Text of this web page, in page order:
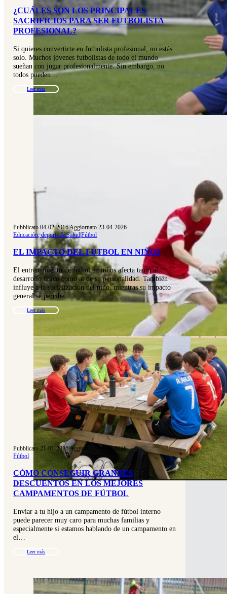
¿CUÁLES SON LOS PRINCIPALES
SACRIFICIOS PARA SER FUTBOLISTA
PROFESIONAL?
Si quieres convertirte en futbolista profesional, no estás
solo. Muchos jóvenes futbolistas de todo el mundo
sueñan con jugar profesionalmente. Sin embargo, no
todos pueden…
Leer más
Pubblicato 04-02-2016|Aggiornato 23-04-2026
Educación, deporte & Salud|Fútbol
EL IMPACTO DEL FÚTBOL EN NIÑOS
El entrenamiento de fútbol en niños afecta tanto al
desarrollo físico como al de su personalidad. También
influye a la socialización del niño, mientras su impacto
general se percibe…
Leer más
Pubblicato 21-01-2016|Aggiornato 23-04-2026
Fútbol
CÓMO CONSEGUIR GRANDES
DESCUENTOS EN LOS MEJORES
CAMPAMENTOS DE FÚTBOL
Enviar a tu hijo a un campamento de fútbol interno
puede parecer muy caro para muchas familias y
especialmente si estamos hablando de un campamento en
el…
Leer más